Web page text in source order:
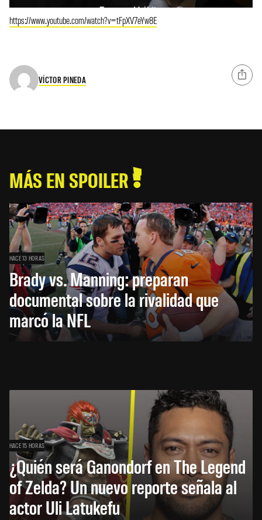
https://www.youtube.com/watch?v=tFpXV7eYw8E
VÍCTOR PINEDA
MÁS EN SPOILER
HACE 13 HORAS
Brady vs. Manning: preparan
documental sobre la rivalidad que
marcó la NFL
HACE 15 HORAS
¿Quién será Ganondorf en The Legend
of Zelda? Un nuevo reporte señala al
actor Uli Latukefu